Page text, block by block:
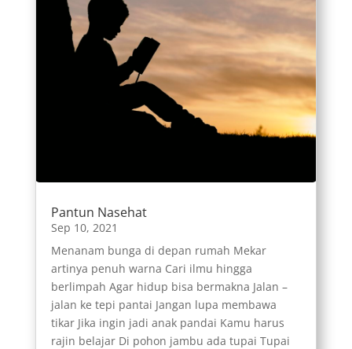
Pantun Nasehat
Sep 10, 2021
Menanam bunga di depan rumah Mekar
artinya penuh warna Cari ilmu hingga
berlimpah Agar hidup bisa bermakna Jalan –
jalan ke tepi pantai Jangan lupa membawa
tikar Jika ingin jadi anak pandai Kamu harus
rajin belajar Di pohon jambu ada tupai Tupai